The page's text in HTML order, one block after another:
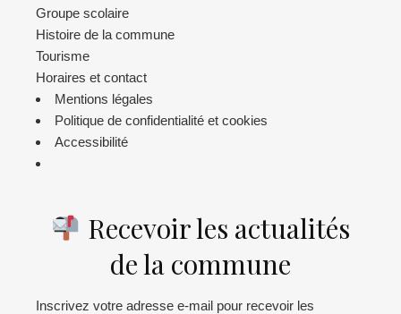
Groupe scolaire
Histoire de la commune
Tourisme
Horaires et contact
Mentions légales
Politique de confidentialité et cookies
Accessibilité
Recevoir les actualités
de la commune
Inscrivez votre adresse e-mail pour recevoir les